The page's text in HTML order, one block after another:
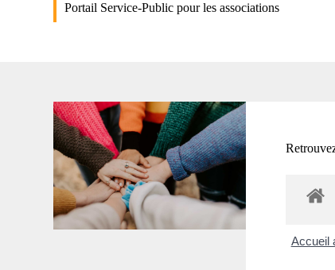
Portail Service-Public pour les associations
Accueil